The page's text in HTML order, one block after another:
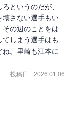
というのだが、
壊さない選手もい
その辺のことをは
てしまう選手はも
ね。里崎も江本に
投稿日 : 2026.01.06